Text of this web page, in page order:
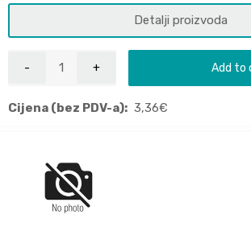
Detalji proizvoda
Add to
Cijena (bez PDV-a): 3,36€